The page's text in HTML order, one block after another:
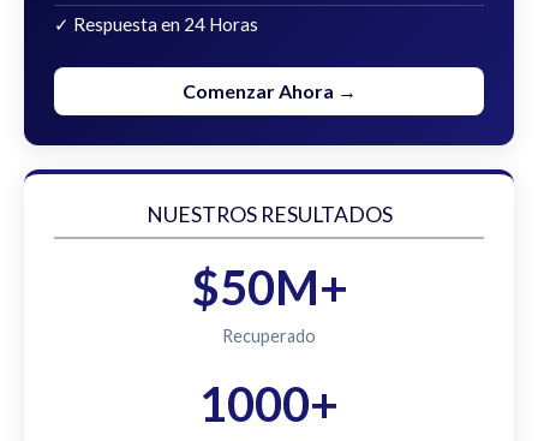
✓ Respuesta en 24 Horas
Comenzar Ahora →
NUESTROS RESULTADOS
$50M+
Recuperado
1000+